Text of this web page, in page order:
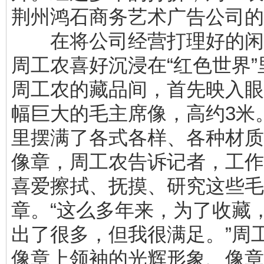
荆州鸿石商务艺术广告公司
在将公司经营打理好的闲
周工农喜好沉浸在“红色世界
周工农的藏品间，首先映入
幅巨大的毛主席像，高约3米
里摆满了各式各样、各种材
像章，周工农告诉记者，工
喜爱擦拭、抚摸、研究这些
章。“这么多年来，为了收藏
出了很多，但我很满足。”周
像章上领袖的光辉形象、像